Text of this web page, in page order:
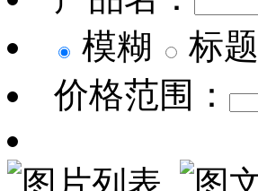
模糊
标题
价格范围：